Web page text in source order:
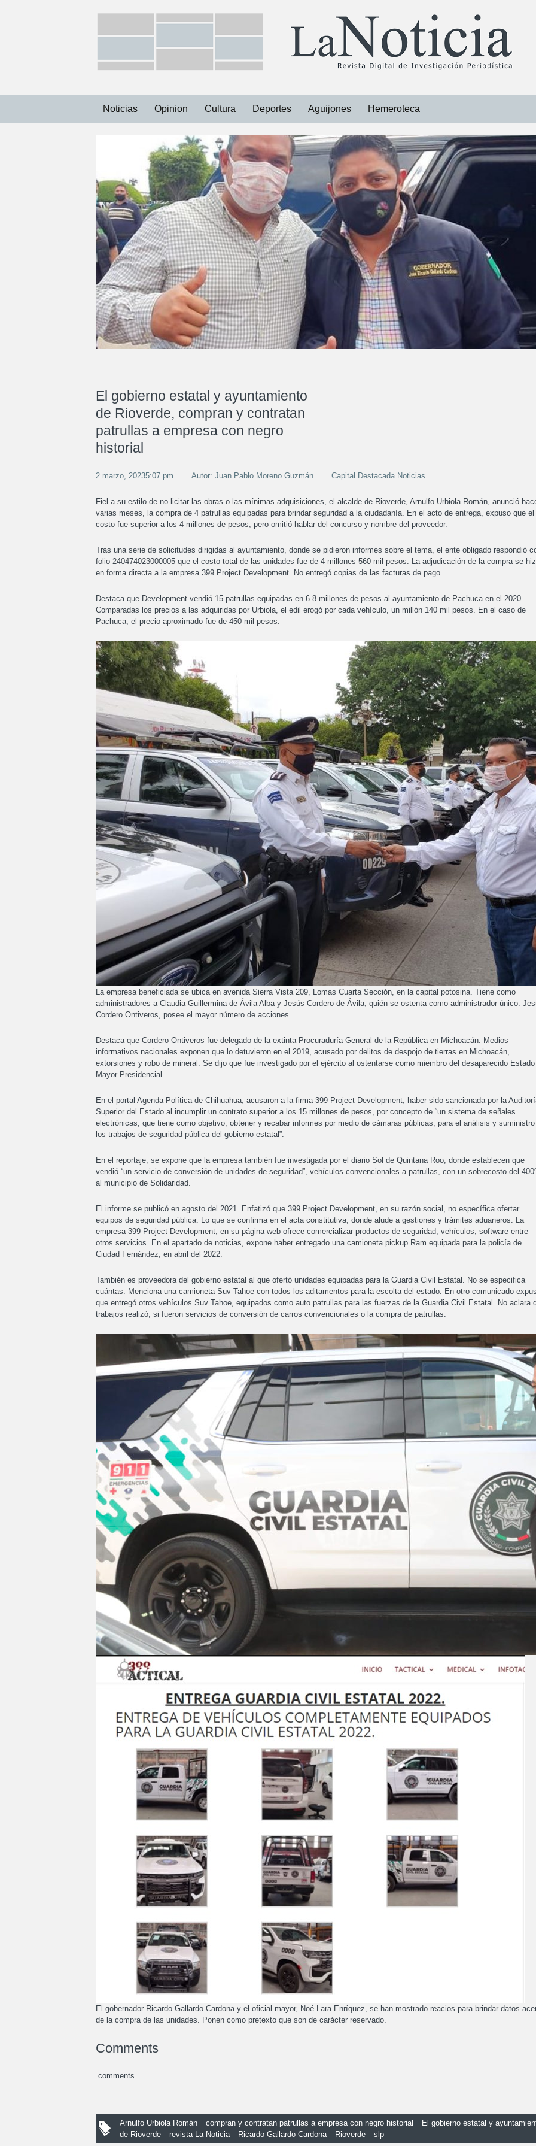
Noticias Opinion Cultura Deportes Aguijones Hemeroteca
Libros
Revistas
El gobierno estatal y ayuntamiento
de Rioverde, compran y contratan
patrullas a empresa con negro
historial
2 marzo, 20235:07 pm Autor: Juan Pablo Moreno Guzmán Capital Destacada Noticias
Fiel a su estilo de no licitar las obras o las mínimas adquisiciones, el alcalde de Rioverde, Arnulfo Urbiola Román, anunció
varias meses, la compra de 4 patrullas equipadas para brindar seguridad a la ciudadanía. En el acto de entrega, expuso que el
costo fue superior a los 4 millones de pesos, pero omitió hablar del concurso y nombre del proveedor.
Tras una serie de solicitudes dirigidas al ayuntamiento, donde se pidieron informes sobre el tema, el ente obligado respondió
folio 240474023000005 que el costo total de las unidades fue de 4 millones 560 mil pesos. La adjudicación de la compra se
en forma directa a la empresa 399 Project Development. No entregó copias de las facturas de pago.
Destaca que Development vendió 15 patrullas equipadas en 6.8 millones de pesos al ayuntamiento de Pachuca en el 2020.
Comparadas los precios a las adquiridas por Urbiola, el edil erogó por cada vehículo, un millón 140 mil pesos. En el caso de
Pachuca, el precio aproximado fue de 450 mil pesos.
La empresa beneficiada se ubica en avenida Sierra Vista 209, Lomas Cuarta Sección, en la capital potosina. Tiene como
administradores a Claudia Guillermina de Ávila Alba y Jesús Cordero de Ávila, quién se ostenta como administrador único.
Cordero Ontiveros, posee el mayor número de acciones.
Destaca que Cordero Ontiveros fue delegado de la extinta Procuraduría General de la República en Michoacán. Medios
informativos nacionales exponen que lo detuvieron en el 2019, acusado por delitos de despojo de tierras en Michoacán,
extorsiones y robo de mineral. Se dijo que fue investigado por el ejército al ostentarse como miembro del desaparecido Estado
Mayor Presidencial.
En el portal Agenda Política de Chihuahua, acusaron a la firma 399 Project Development, haber sido sancionada por la
Superior del Estado al incumplir un contrato superior a los 15 millones de pesos, por concepto de “un sistema de señales
electrónicas, que tiene como objetivo, obtener y recabar informes por medio de cámaras públicas, para el análisis y
los trabajos de seguridad pública del gobierno estatal”.
En el reportaje, se expone que la empresa también fue investigada por el diario Sol de Quintana Roo, donde establecen que
vendió “un servicio de conversión de unidades de seguridad”, vehículos convencionales a patrullas, con un sobrecosto del
al municipio de Solidaridad.
El informe se publicó en agosto del 2021. Enfatizó que 399 Project Development, en su razón social, no específica ofertar
equipos de seguridad pública. Lo que se confirma en el acta constitutiva, donde alude a gestiones y trámites aduaneros. La
empresa 399 Project Development, en su página web ofrece comercializar productos de seguridad, vehículos, software entre
otros servicios. En el apartado de noticias, expone haber entregado una camioneta pickup Ram equipada para la policía de
Ciudad Fernández, en abril del 2022.
También es proveedora del gobierno estatal al que ofertó unidades equipadas para la Guardia Civil Estatal. No se especifica
cuántas. Menciona una camioneta Suv Tahoe con todos los aditamentos para la escolta del estado. En otro comunicado
que entregó otros vehículos Suv Tahoe, equipados como auto patrullas para las fuerzas de la Guardia Civil Estatal. No aclara
trabajos realizó, si fueron servicios de conversión de carros convencionales o la compra de patrullas.
El gobernador Ricardo Gallardo Cardona y el oficial mayor, Noé Lara Enríquez, se han mostrado reacios para brindar datos
de la compra de las unidades. Ponen como pretexto que son de carácter reservado.
Comments
comments
Arnulfo Urbiola Román compran y contratan patrullas a empresa con negro historial
El gobierno estatal y
de Rioverde
revista La Noticia Ricardo Gallardo Cardona Rioverde slp